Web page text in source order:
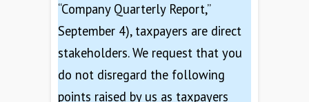
“Company Quarterly Report,”
September 4), taxpayers are direct
stakeholders. We request that you
do not disregard the following
points raised by us as taxpayers